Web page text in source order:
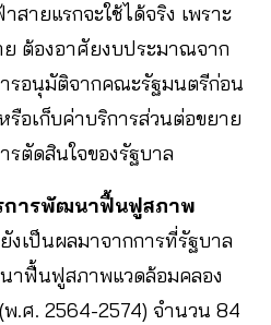
ายแรกจะใช้ได้จริง เพราะ
ต้องอาศัยงบประมาณจาก
รอนุมัติจากคณะรัฐมนตรีก่อน
อเก็บค่าบริการส่วนต่อขยาย
ตัดสินใจของรัฐบาล
การพัฒนาฟื้นฟูสภาพ
ยังเป็นผลมาจากการที่รัฐบาล
าฟื้นฟูสภาพแวดล้อมคลอง
พ.ศ. 2564-2574) จำนวน 84